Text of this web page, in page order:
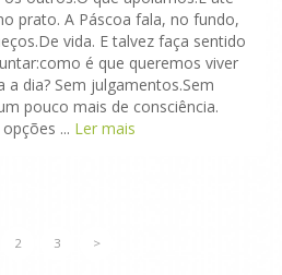
prato. A Páscoa fala, no fundo,
vida. E talvez faça sentido
é que queremos viver
a dia? Sem julgamentos.Sem
pouco mais de consciência.
... Ler mais
2 3 >